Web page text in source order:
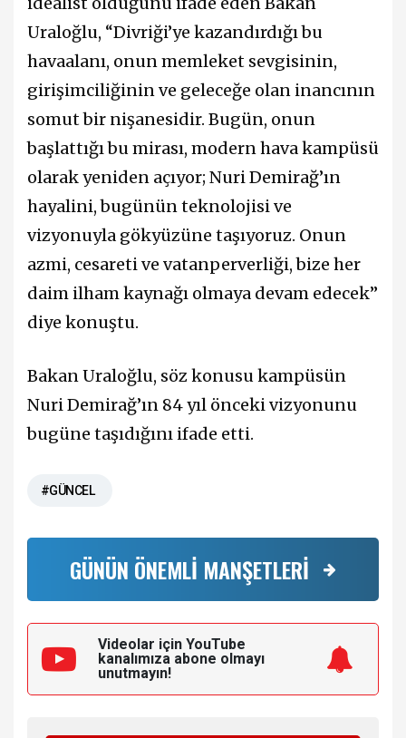
Uraloğlu, “Divriği’ye kazandırdığı bu
havaalanı, onun memleket sevgisinin,
girişimciliğinin ve geleceğe olan inancının
somut bir nişanesidir. Bugün, onun
başlattığı bu mirası, modern hava kampüsü
olarak yeniden açıyor; Nuri Demirağ’ın
hayalini, bugünün teknolojisi ve
vizyonuyla gökyüzüne taşıyoruz. Onun
azmi, cesareti ve vatanperverliği, bize her
daim ilham kaynağı olmaya devam edecek”
diye konuştu.
Bakan Uraloğlu, söz konusu kampüsün
Nuri Demirağ’ın 84 yıl önceki vizyonunu
bugüne taşıdığını ifade etti.
#GÜNCEL
GÜNÜN ÖNEMLİ MANŞETLERİ
Videolar için YouTube
kanalımıza abone olmayı
unutmayın!